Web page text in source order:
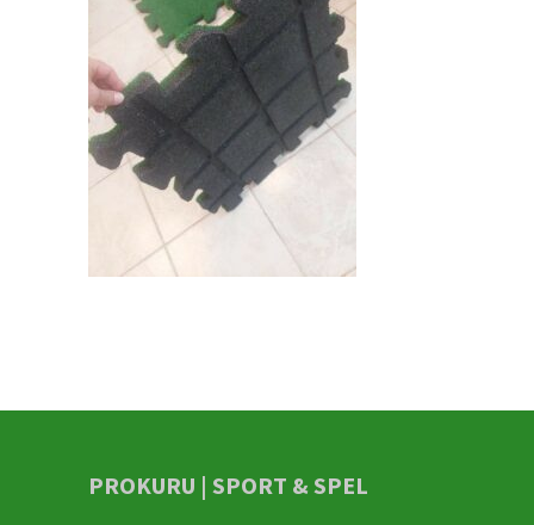
PROKURU | SPORT & SPEL